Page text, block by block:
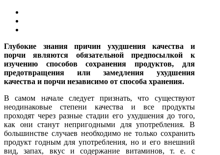
Глубокие знания причин ухудшения качества и
порчи являются обязательной предпосылкой к
изучению способов сохранения продуктов, для
предотвращения или замедления ухудшения
качества и порчи независимо от способа хранения.
В самом начале следует признать, что существуют
неодинаковые степени качества и все продукты
проходят через разные стадии его ухудшения до того,
как они станут непригодными для употребления. В
большинстве случаев необходимо не только сохранить
продукт годным для употребления, но и его внешний
вид, запах, вкус и содержание витаминов, т. е. с